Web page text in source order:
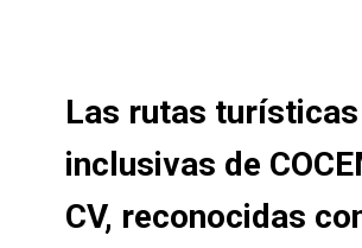
Las rutas turísticas
inclusivas de
CV, reconocidas